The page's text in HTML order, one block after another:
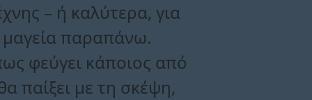
– ή καλύτερα, για
μαγεία παραπάνω.
φεύγει κάποιος από
παίξει με τη σκέψη,